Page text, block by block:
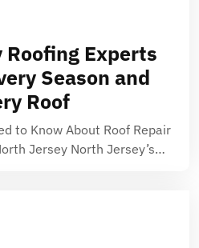
Experts
Season and
Roof
to Know About Roof Repair
Jersey North Jersey’s…